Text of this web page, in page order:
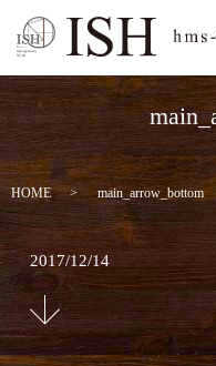
HOME main_arrow_bottom
2017/12/14